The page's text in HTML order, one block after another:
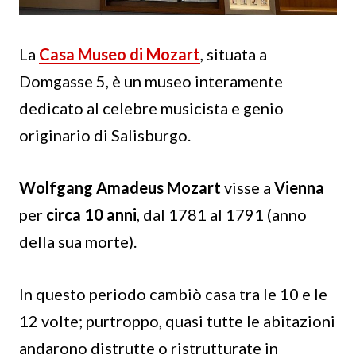
La Casa Museo di Mozart, situata a
Domgasse 5, è un museo interamente
dedicato al celebre musicista e genio
originario di Salisburgo.
Wolfgang Amadeus Mozart visse a Vienna
per circa 10 anni, dal 1781 al 1791 (anno
della sua morte).
In questo periodo cambiò casa tra le 10 e le
12 volte; purtroppo, quasi tutte le abitazioni
andarono distrutte o ristrutturate in